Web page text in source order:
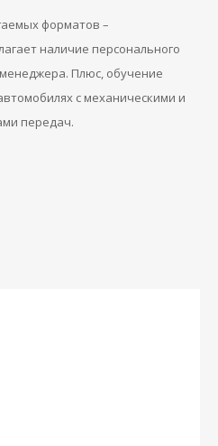
форматов –
наличие персонального
Плюс, обучение
с механическими и
передач.